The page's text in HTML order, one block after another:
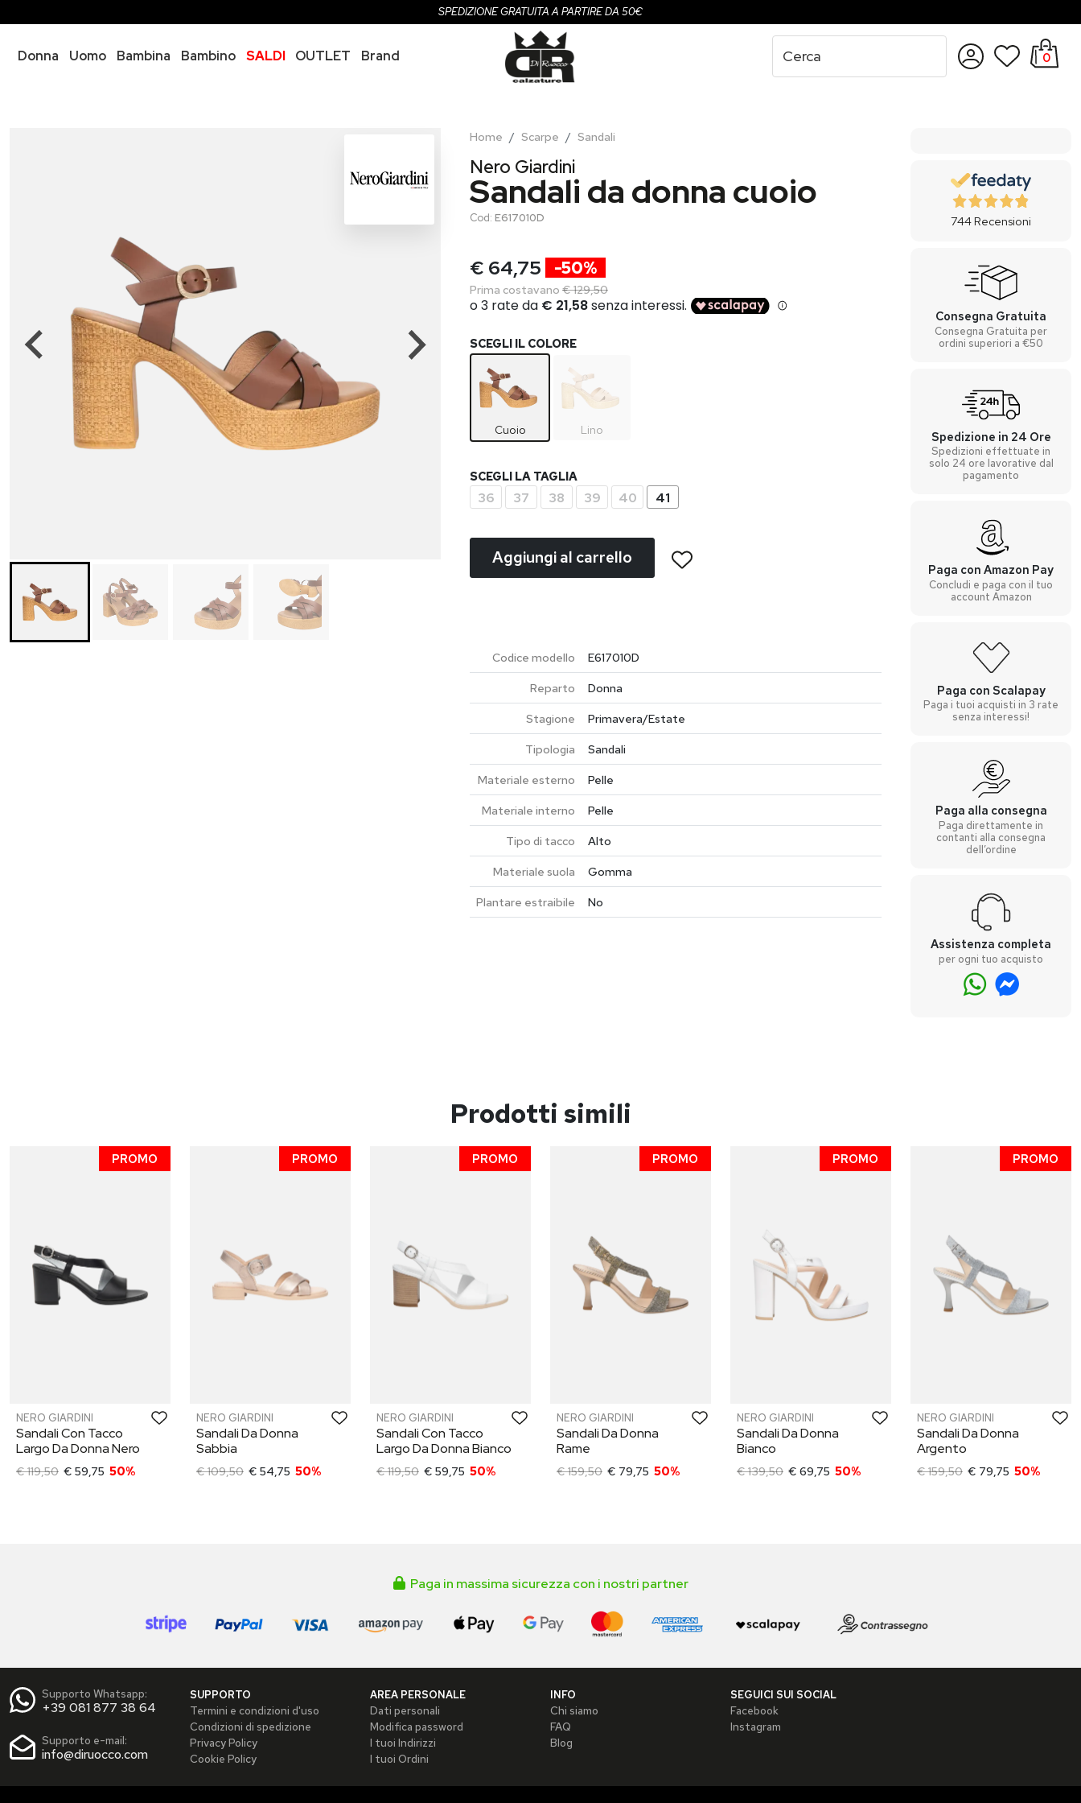
SPEDIZIONE GRATUITA A PARTIRE DA 50€
Donna Uomo Bambina Bambino SALDI OUTLET
Brand
0
Home Scarpe Sandali
Nero Giardini
Sandali da donna cuoio
Cod: E617010D
€ 64,75 -50%
Prima costavano € 129,50
SCEGLI IL COLORE
Cuoio Lino
SCEGLI LA TAGLIA
36 37 38 39 40 41
Aggiungi al carrello
Codice modello
E617010D
Reparto
Donna
Stagione
Primavera/Estate
Tipologia
Sandali
Materiale esterno
Pelle
Materiale interno
Pelle
Tipo di tacco
Alto
Materiale suola
Gomma
Plantare estraibile
No
744Recensioni
Consegna Gratuita
Consegna Gratuita per
ordini superiori a €50
Spedizione in 24 Ore
Spedizioni effettuate in
solo 24 ore lavorative dal
pagamento
Paga con Amazon Pay
Concludi e paga con il tuo
account Amazon
Paga con Scalapay
Paga i tuoi acquisti in 3 rate
senza interessi!
Paga alla consegna
Paga direttamente in
contanti alla consegna
dell’ordine
Assistenza completa
per ogni tuo acquisto
Prodotti simili
PROMO
NERO GIARDINI
Sandali Con Tacco
Largo Da Donna Nero
€ 119,50 € 59,75 50%
PROMO
NERO GIARDINI
Sandali Da Donna
Sabbia
€ 109,50 € 54,75 50%
PROMO
NERO GIARDINI
Sandali Con Tacco
Largo Da Donna Bianco
€ 119,50 € 59,75 50%
PROMO
NERO GIARDINI
Sandali Da Donna
Rame
€ 159,50 € 79,75 50%
PROMO
NERO GIARDINI
Sandali Da Donna
Bianco
€ 139,50 € 69,75 50%
PROMO
NERO GIARDINI
Sandali Da Donna
Argento
€ 159,50 € 79,75 50%
Paga in massima sicurezza con i nostri partner
Supporto Whatsapp:
+39 081 877 38 64
Supporto e-mail:
info@diruocco.com
SUPPORTO
Termini e condizioni d'uso
Condizioni di spedizione
Privacy Policy
Cookie Policy
AREA PERSONALE
Dati personali
Modifica password
I tuoi Indirizzi
I tuoi Ordini
INFO
Chi siamo
FAQ
Blog
SEGUICI SUI SOCIAL
Facebook
Instagram